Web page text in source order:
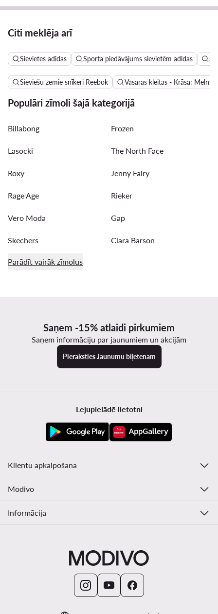
Citi meklēja arī
Sievietes adidas Sporta piedāvājums sievietēm adidas
Sieviešu zemie snīkeri Reebok Vasaras kleitas - Krāsa: Melns
Populāri zīmoli šajā kategorijā
Billabong Frozen
Lasocki The North Face
Roxy Jenny Fairy
Rage Age Rieker
Vero Moda Gap
Skechers Clara Barson
Parādīt vairāk zīmolus
Saņem -15% atlaidi pirkumiem
Saņem informāciju par jaunumiem un akcijām
Pieraksties Jaunumu biļetenam
Lejupielādē lietotni
Klientu apkalpošana
Modivo
Informācija